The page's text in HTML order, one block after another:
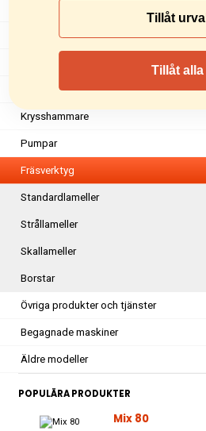
Tillåt urval
Tillåt alla
Skottkärror
Mejselhammare
Krysshammare
Pumpar
Fräsverktyg
Standardlameller
Strållameller
Skallameller
Borstar
Övriga produkter och tjänster
Begagnade maskiner
Äldre modeller
POPULÄRA PRODUKTER
Mix 80